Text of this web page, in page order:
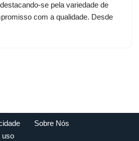
se pela variedade de
com a qualidade. Desde
Sobre Nós
uso